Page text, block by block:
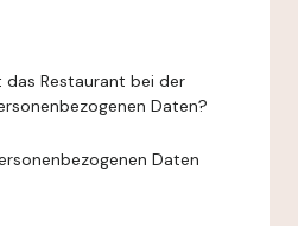
das Restaurant bei der
Daten?
Daten